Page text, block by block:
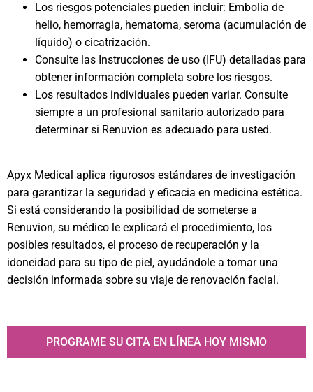
Los riesgos potenciales pueden incluir: Embolia de
helio, hemorragia, hematoma, seroma (acumulación de
líquido) o cicatrización.
Consulte las Instrucciones de uso (IFU) detalladas para
obtener información completa sobre los riesgos.
Los resultados individuales pueden variar. Consulte
siempre a un profesional sanitario autorizado para
determinar si Renuvion es adecuado para usted.
Apyx Medical aplica rigurosos estándares de investigación
para garantizar la seguridad y eficacia en medicina estética.
Si está considerando la posibilidad de someterse a
Renuvion, su médico le explicará el procedimiento, los
posibles resultados, el proceso de recuperación y la
idoneidad para su tipo de piel, ayudándole a tomar una
decisión informada sobre su viaje de renovación facial.
PROGRAME SU CITA EN LÍNEA HOY MISMO